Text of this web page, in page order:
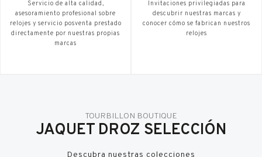
Servicio de alta calidad,
asesoramiento profesional sobre
relojes y servicio posventa prestado
directamente por nuestras propias
marcas
Invitaciones privilegiadas para
descubrir nuestras marcas y
conocer cómo se fabrican nuestros
relojes
TOURBILLON BOUTIQUE
JAQUET DROZ SELECCIÓN
Descubra nuestras colecciones